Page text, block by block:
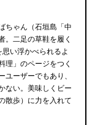
ちゃん（石垣島「中
。二足の草鞋を履く
い浮かべられるよ
理」のページをつく
ユーザーでもあり、
ない。美味しくビー
散歩）に力を入れて